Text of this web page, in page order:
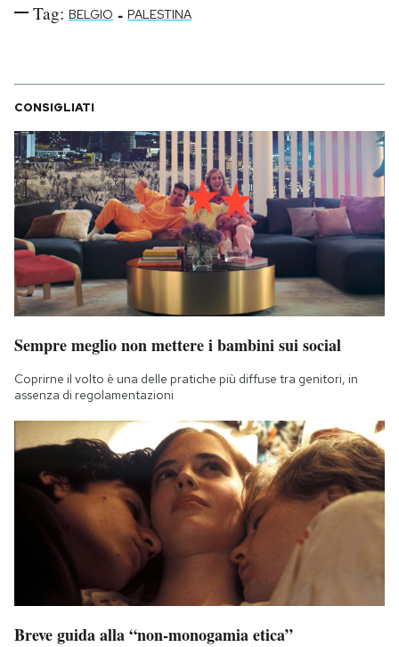
Tag: BELGIO - PALESTINA
CONSIGLIATI
Sempre meglio non mettere i bambini sui social
Coprirne il volto è una delle pratiche più diffuse tra genitori, in
assenza di regolamentazioni
Breve guida alla “non-monogamia etica”